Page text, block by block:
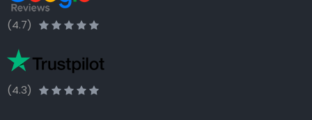
(4.7)
(4.3)